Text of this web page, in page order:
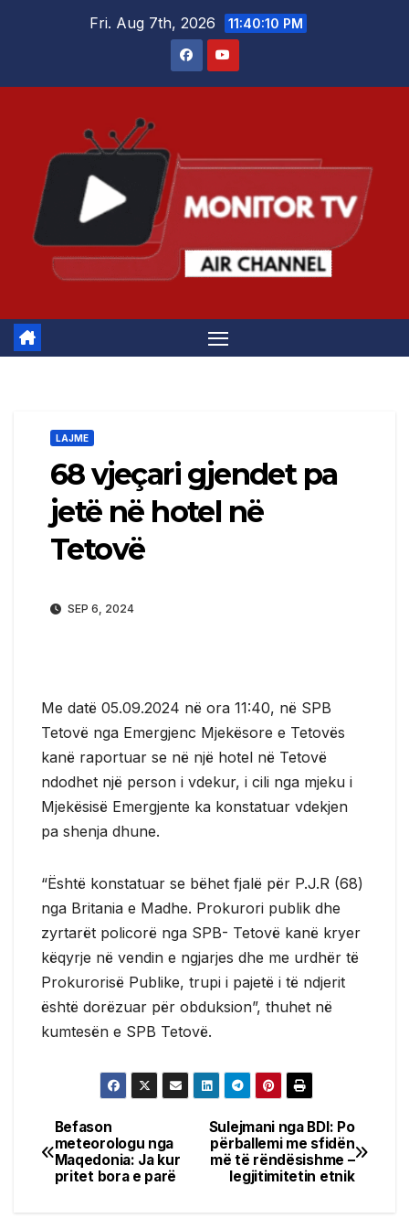
Fri. Aug 7th, 2026 11:40:10 PM
LAJME
68 vjeçari gjendet pa
jetë në hotel në
Tetovë
SEP 6, 2024
Me datë 05.09.2024 në ora 11:40, në SPB
Tetovë nga Emergjenc Mjekësore e Tetovës
kanë raportuar se në një hotel në Tetovë
ndodhet një person i vdekur, i cili nga mjeku i
Mjekësisë Emergjente ka konstatuar vdekjen
pa shenja dhune.
“Është konstatuar se bëhet fjalë për P.J.R (68)
nga Britania e Madhe. Prokurori publik dhe
zyrtarët policorë nga SPB- Tetovë kanë kryer
këqyrje në vendin e ngjarjes dhe me urdhër të
Prokurorisë Publike, trupi i pajetë i të ndjerit
është dorëzuar për obduksion”, thuhet në
kumtesën e SPB Tetovë.
Post
navigation
Sulejmani nga BDI: Po
përballemi me sfidën
më të rëndësishme –
legjitimitetin etnik
Befason
meteorologu nga
Maqedonia: Ja kur
pritet bora e parë